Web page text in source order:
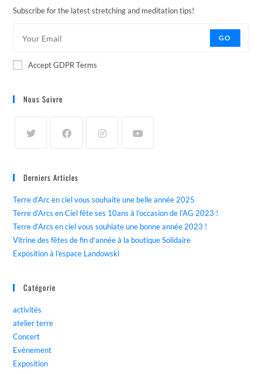
Subscribe for the latest stretching and meditation tips!
GO
Accept GDPR Terms
Nous Suivre
Derniers Articles
Terre d’Arc en ciel vous souhaite une belle année 2025
Terre d’Arcs en Ciel fête ses 10ans à l’occasion de l’AG 2023 !
Terre d’Arcs en ciel vous souhiate une bonne année 2023 !
Vitrine des fêtes de fin d’année à la boutique Solidaire
Exposition à l’espace Landowski
Catégorie
activités
atelier terre
Concert
Evènement
Exposition